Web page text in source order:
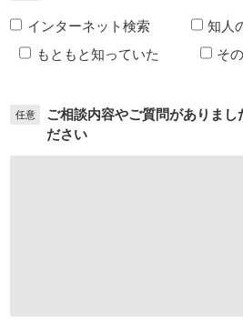
インターネット検索
知人
もともと知っていた
そ
任意
ご相談内容やご質問がありまし
ださい